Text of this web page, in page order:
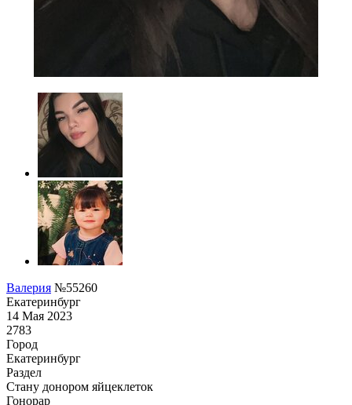
Валерия №55260
Екатеринбург
14 Мая 2023
2783
Город
Екатеринбург
Раздел
Стану донором яйцеклеток
Гонoрар